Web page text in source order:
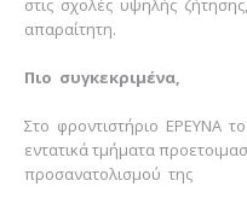
στις σχολές υψηλής
απαραίτητη.
Πιο συγκεκριμένα,
Στο φροντιστήριο ΕΡΕΥΝΑ
εντατικά τμήματα
προσανατολισμού της